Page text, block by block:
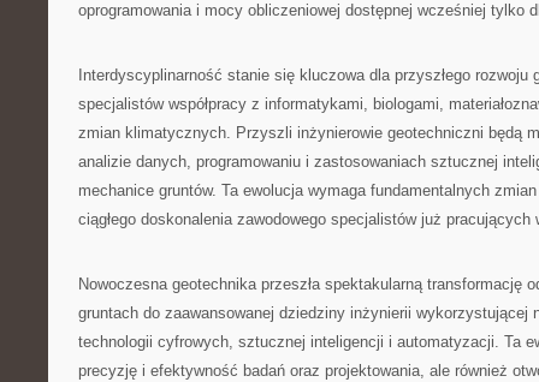
oprogramowania i mocy obliczeniowej dostępnej wcześniej tylko
Interdyscyplinarność stanie się kluczowa dla przyszłego rozwoju
specjalistów współpracy z informatykami, biologami,
zmian klimatycznych. Przyszli inżynierowie geotechniczni będą
analizie danych, programowaniu i zastosowaniach sztucznej
mechanice gruntów. Ta ewolucja wymaga fundamentalnych
ciągłego doskonalenia zawodowego specjalistów już pracujących
Nowoczesna geotechnika przeszła spektakularną transformację
gruntach do zaawansowanej dziedziny inżynierii wykorzystującej
technologii cyfrowych, sztucznej inteligencji i automatyzacji. Ta
precyzję i efektywność badań oraz projektowania, ale również